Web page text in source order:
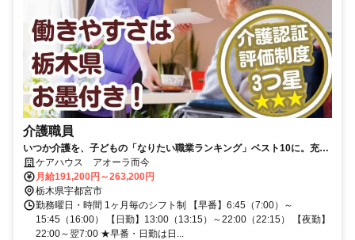
介護職員
いつか介護を、子どもの「なりたい職業ランキング」ベスト10に。充実
の研修でキャリアアップを後押し！
ケアハウス アオーラ而今
月給191,200円～263,200円
栃木県宇都宮市
勤務曜日・時間 1ヶ月毎のシフト制 【早番】6:45（7:00）～
15:45（16:00） 【日勤】13:00（13:15）～22:00（22:15） 【夜勤】
22:00～翌7:00 ★早番・日勤は日...